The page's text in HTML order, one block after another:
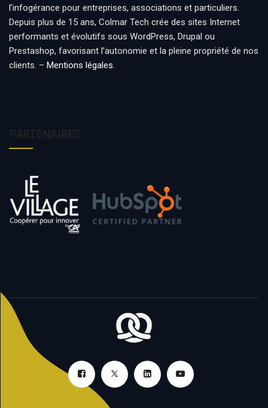
l’infogérance pour entreprises, associations et particuliers.
Depuis plus de 15 ans, Colmar Tech crée des sites Internet
performants et évolutifs sous WordPress, Drupal ou
Prestashop, favorisant l’autonomie et la pleine propriété de nos
clients. – Mentions légales.